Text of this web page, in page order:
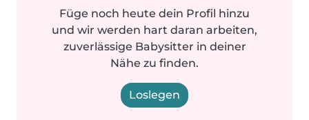
Füge noch heute dein Profil hinzu
und wir werden hart daran arbeiten,
zuverlässige Babysitter in deiner
Nähe zu finden.
Loslegen